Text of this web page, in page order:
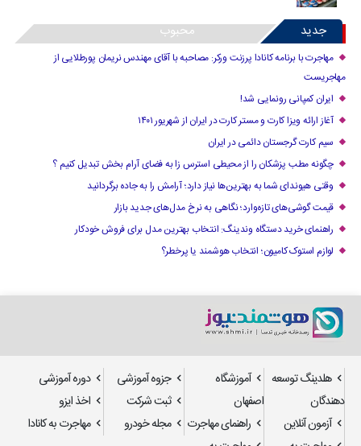
جدید محبوب
مهاجرت با برنامه کانادا پرزنت ورکر: مصاحبه با آقای مهندس نریمان پورطلایی از
مهاجریست
ایران کمپانی رونمایی شد!
آغاز ارائه ویزا کارت و مستر کارت در ایران از شهریور ۱۴۰۱
سیم کارت گرجستان دائمی در ایران
چگونه مطب پزشکان را از محیطی استرس زا به فضای آرام بخش تبدیل کنیم ؟
وقتی هیوندای شما به بهترین‌ها نیاز دارد؛ آرامش را به جاده برگردانید
قیمت گوشی‌های تازه‌وارد؛ نگاهی به نرخ مدل‌های جدید بازار
راهنمای خرید دستگاه وندینگ: انتخاب بهترین مدل برای فروش خودکار
لوازم استوک کامیون؛ انتخاب هوشمند یا پرخطر؟
هلدینگ توسعه
دهندگان
آموزشگاه
اصفهان
جزوه آموزشی
دوره آموزشی
ثبت شرکت
اخذ ایزو
آزمون آنلاین
راهنمای مهاجرت مجله خودرو
مهاجرت به کانادا